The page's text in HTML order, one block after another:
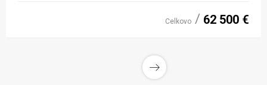
Celkovo 62 500 €